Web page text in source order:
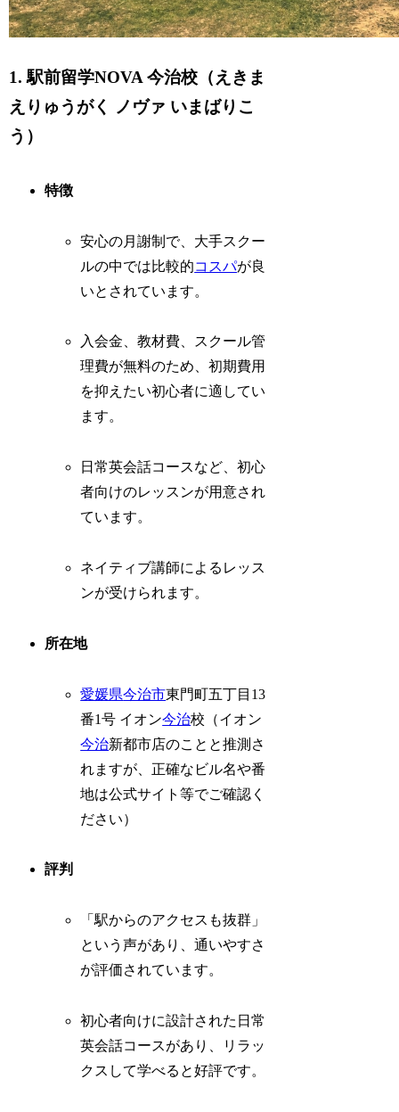
1. 駅前留学NOVA 今治校（えきま
えりゅうがく ノヴァ いまばりこ
う）
特徴
安心の月謝制で、大手スクー
ルの中では比較的コスパが良
いとされています。
入会金、教材費、スクール管
理費が無料のため、初期費用
を抑えたい初心者に適してい
ます。
日常英会話コースなど、初心
者向けのレッスンが用意され
ています。
ネイティブ講師によるレッス
ンが受けられます。
所在地
愛媛県今治市東門町五丁目13
番1号 イオン今治校（イオン
今治新都市店のことと推測さ
れますが、正確なビル名や番
地は公式サイト等でご確認く
ださい）
評判
「駅からのアクセスも抜群」
という声があり、通いやすさ
が評価されています。
初心者向けに設計された日常
英会話コースがあり、リラッ
クスして学べると好評です。